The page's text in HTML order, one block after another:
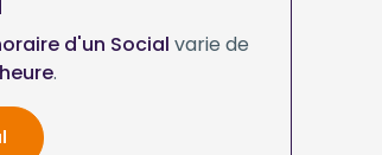
d'un Social varie de
.